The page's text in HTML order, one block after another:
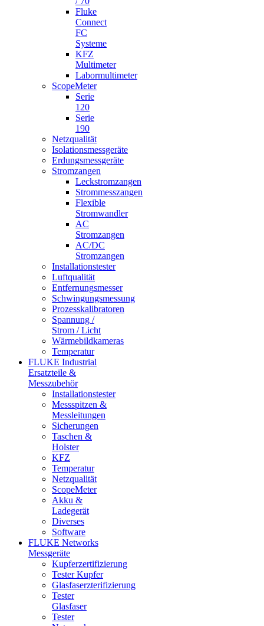
Fluke
Connect
FC
Systeme
KFZ
Multimeter
Labormultimeter
ScopeMeter
Serie
120
Serie
190
Netzqualität
Isolationsmessgeräte
Erdungsmessgeräte
Stromzangen
Leckstromzangen
Strommesszangen
Flexible
Stromwandler
AC
Stromzangen
AC/DC
Stromzangen
Installationstester
Luftqualität
Entfernungsmesser
Schwingungsmessung
Prozesskalibratoren
Spannung /
Strom / Licht
Wärmebildkameras
Temperatur
FLUKE Industrial
Ersatzteile &
Messzubehör
Installationstester
Messspitzen &
Messleitungen
Sicherungen
Taschen &
Holster
KFZ
Temperatur
Netzqualität
ScopeMeter
Akku &
Ladegerät
Diverses
Software
FLUKE Networks
Messgeräte
Kupferzertifizierung
Tester Kupfer
Glasfaserzterifizierung
Tester
Glasfaser
Tester